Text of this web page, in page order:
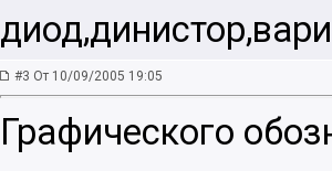
#3 От 10/09/2005 19:05
Графического